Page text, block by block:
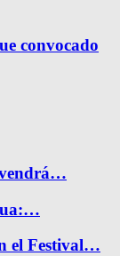
convocado
el Festival…